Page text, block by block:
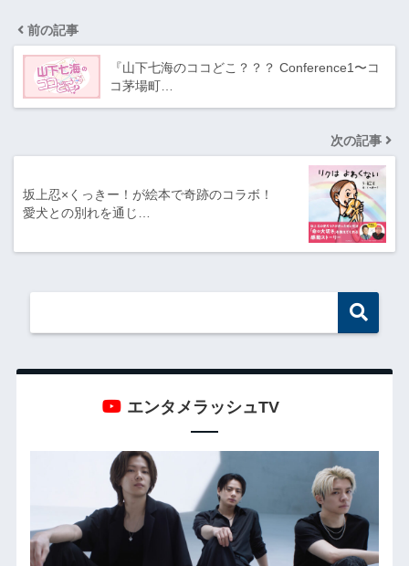
前の記事
『山下七海のココどこ？？？ Conference1〜コ
コ茅場町…
次の記事
坂上忍×くっきー！が絵本で奇跡のコラボ！
愛犬との別れを通じ…
エンタメラッシュTV